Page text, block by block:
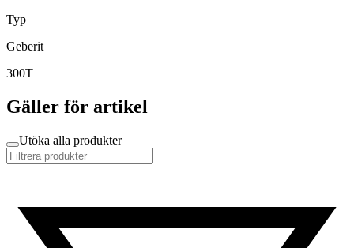
Typ
Geberit
300T
Gäller för artikel
Utöka alla produkter